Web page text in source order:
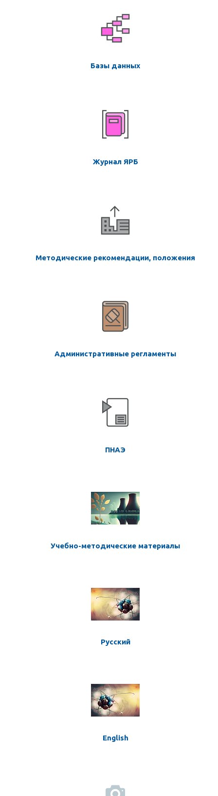
Базы данных
Журнал ЯРБ
Методические рекомендации, положения
Административные регламенты
ПНАЭ
Учебно-методические материалы
Русский
English